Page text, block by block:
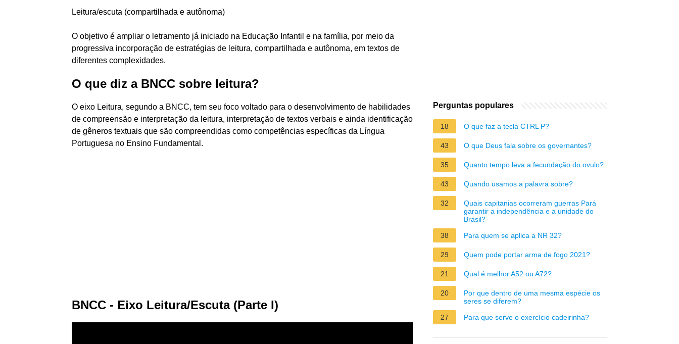
Leitura/escuta (compartilhada e autônoma)
O objetivo é ampliar o letramento já iniciado na Educação Infantil e na família, por meio da
progressiva incorporação de estratégias de leitura, compartilhada e autônoma, em textos de
diferentes complexidades.
O que diz a BNCC sobre leitura?
O eixo Leitura, segundo a BNCC, tem seu foco voltado para o desenvolvimento de habilidades
de compreensão e interpretação da leitura, interpretação de textos verbais e ainda identificação
de gêneros textuais que são compreendidas como competências específicas da Língua
Portuguesa no Ensino Fundamental.
BNCC - Eixo Leitura/Escuta (Parte I)
Perguntas populares
18 O que faz a tecla CTRL P?
43 O que Deus fala sobre os governantes?
35 Quanto tempo leva a fecundação do ovulo?
43 Quando usamos a palavra sobre?
32
Quais capitanias ocorreram guerras Pará
garantir a independência e a unidade do
Brasil?
38
Para quem se aplica a NR 32?
29 Quem pode portar arma de fogo 2021?
21 Qual é melhor A52 ou A72?
20
Por que dentro de uma mesma espécie os
seres se diferem?
27
Para que serve o exercício cadeirinha?